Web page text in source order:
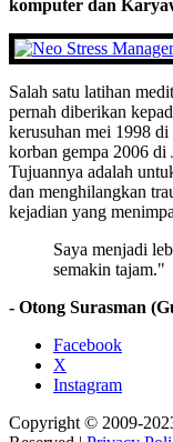
komputer dan
Salah satu latihan
pernah diberikan
kerusuhan mei 1998 di
korban gempa 2006 di
Tujuannya adalah
dan menghilangkan
kejadian yang
Saya menjadi
semakin tajam."
- Otong Surasman
Facebook
X
Instagram
Copyright © 2009-